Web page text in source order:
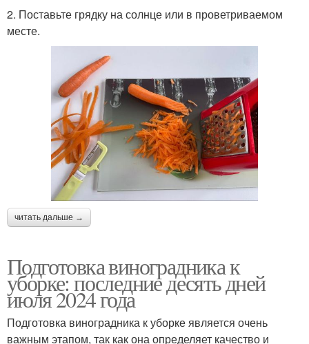
2. Поставьте грядку на солнце или в проветриваемом
месте.
читать дальше →
Подготовка виноградника к
уборке: последние десять дней
июля 2024 года
Подготовка виноградника к уборке является очень
важным этапом, так как она определяет качество и